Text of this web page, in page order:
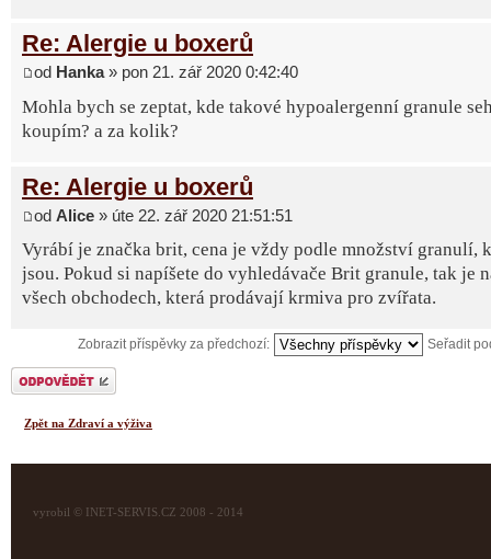
Re: Alergie u boxerů
od Hanka» pon 21. zář 2020 0:42:40
Mohla bych se zeptat, kde takové hypoalergenní granule
koupím? a za kolik?
Re: Alergie u boxerů
od Alice » úte 22. zář 2020 21:51:51
Vyrábí je značka brit, cena je vždy podle množství granulí,
jsou. Pokud si napíšete do vyhledávače Brit granule, tak je
všech obchodech, která prodávají krmiva pro zvířata.
Zobrazit příspěvky za předchozí: Seřadit
Odeslat odpověď
Zpět na Zdraví a výživa
vyrobil © INET-SERVIS.CZ 2008 - 2014